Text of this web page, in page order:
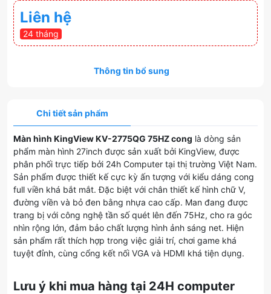
Liên hệ
24 tháng
Thông tin bổ sung
Chi tiết sản phẩm
Màn hình KingView KV-2775QG 75HZ cong là dòng sản
phẩm màn hình 27inch được sản xuất bởi KingView, được
phân phối trực tiếp bởi 24h Computer tại thị trường Việt Nam.
Sản phẩm được thiết kế cực kỳ ấn tượng với kiểu dáng cong
full viền khá bắt mắt. Đặc biệt với chân thiết kế hình chữ V,
đường viền và bỏ đen bằng nhựa cao cấp. Man đang được
trang bị với công nghệ tần số quét lên đến 75Hz, cho ra góc
nhìn rộng lớn, đảm bảo chất lượng hình ảnh sáng net. Hiện
sản phẩm rất thích hợp trong việc giải trí, chơi game khá
tuyệt đỉnh, cùng cổng kết nối VGA và HDMI khá tiện dụng.
Lưu ý khi mua hàng tại 24H computer